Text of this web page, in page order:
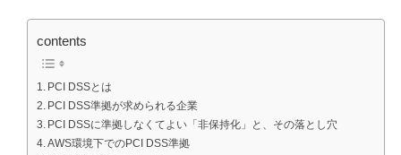
contents
PCI DSSとは
PCI DSS準拠が求められる企業
PCI DSSに準拠しなくてよい「非保持化」と、その落とし穴
AWS環境下でのPCI DSS準拠